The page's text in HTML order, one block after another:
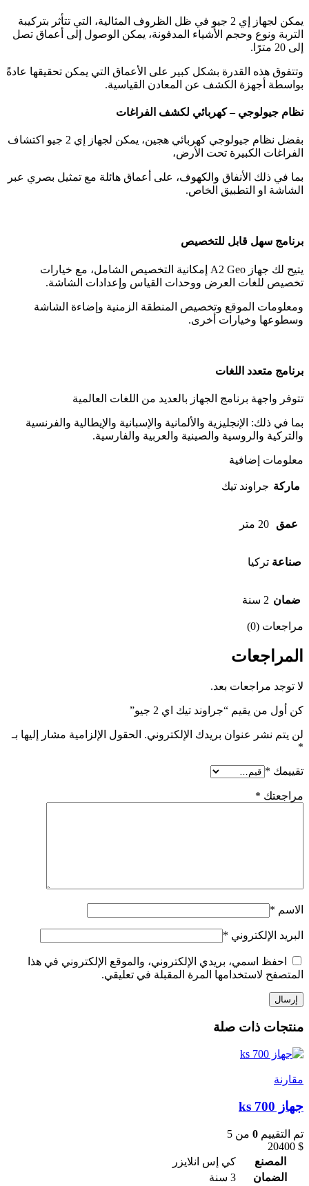
يمكن لجهاز إي 2 جيو في ظل الظروف المثالية، التي تتأثر بتركيبة
التربة ونوع وحجم الأشياء المدفونة، يمكن الوصول إلى أعماق تصل
إلى 20 مترًا.
وتتفوق هذه القدرة بشكل كبير على الأعماق التي يمكن تحقيقها عادةً
بواسطة أجهزة الكشف عن المعادن القياسية.
نظام جيولوجي – كهربائي لكشف الفراغات
بفضل نظام جيولوجي كهربائي هجين، يمكن لجهاز إي 2 جيو اكتشاف
الفراغات الكبيرة تحت الأرض،
بما في ذلك الأنفاق والكهوف، على أعماق هائلة مع تمثيل بصري عبر
الشاشة او التطبيق الخاص.
برنامج سهل قابل للتخصيص
يتيح لك جهاز A2 Geo إمكانية التخصيص الشامل، مع خيارات
تخصيص للغات العرض ووحدات القياس وإعدادات الشاشة.
ومعلومات الموقع وتخصيص المنطقة الزمنية وإضاءة الشاشة
وسطوعها وخيارات أخرى.
برنامج متعدد اللغات
تتوفر واجهة برنامج الجهاز بالعديد من اللغات العالمية
بما في ذلك: الإنجليزية والألمانية والإسبانية والإيطالية والفرنسية
والتركية والروسية والصينية والعربية والفارسية.
معلومات إضافية
ماركة جراوند تيك
عمق 20 متر
صناعة تركيا
ضمان 2 سنة
مراجعات (0)
المراجعات
لا توجد مراجعات بعد.
كن أول من يقيم “جراوند تيك اي 2 جيو”
لن يتم نشر عنوان بريدك الإلكتروني. الحقول الإلزامية مشار إليها بـ
*
تقييمك *
مراجعتك *
الاسم *
البريد الإلكتروني *
احفظ اسمي، بريدي الإلكتروني، والموقع الإلكتروني في هذا
المتصفح لاستخدامها المرة المقبلة في تعليقي.
منتجات ذات صلة
مقارنة
جهاز ks 700
تم التقييم 0 من 5
20400 $
المصنع
كي إس انلايزر
الضمان
3 سنة